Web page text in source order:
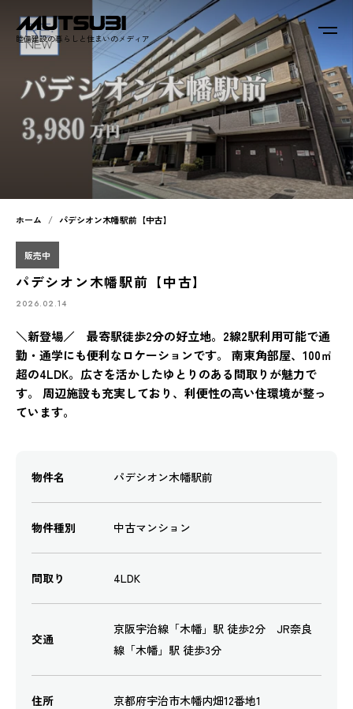
睦備建設の暮らしと住まいのメディア
ホーム パデシオン木幡駅前【中古】
販売中
パデシオン木幡駅前【中古】
2026.02.14
＼新登場／ 最寄駅徒歩2分の好立地。2線2駅利用可能で通
勤・通学にも便利なロケーションです。 南東角部屋、100㎡
超の4LDK。広さを活かしたゆとりのある間取りが魅力で
す。 周辺施設も充実しており、利便性の高い住環境が整っ
ています。
物件名 パデシオン木幡駅前
物件種別 中古マンション
間取り 4LDK
交通
京阪宇治線「木幡」駅 徒歩2分 JR奈良
線「木幡」駅 徒歩3分
住所 京都府宇治市木幡内畑12番地1